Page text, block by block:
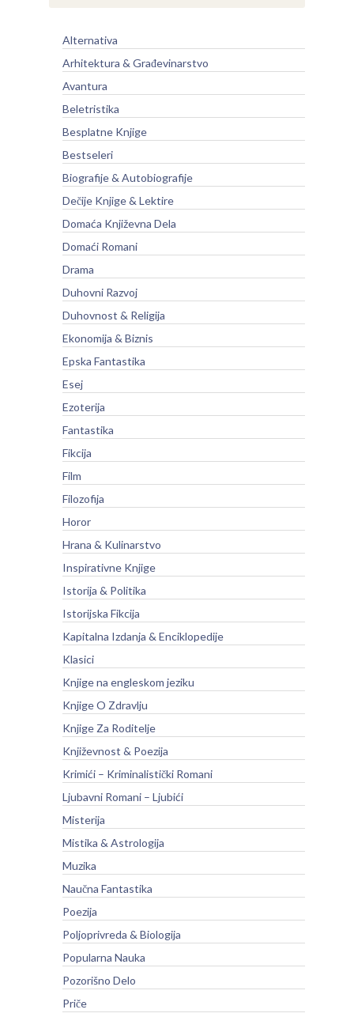
Alternativa
Arhitektura & Građevinarstvo
Avantura
Beletristika
Besplatne Knjige
Bestseleri
Biografije & Autobiografije
Dečije Knjige & Lektire
Domaća Književna Dela
Domaći Romani
Drama
Duhovni Razvoj
Duhovnost & Religija
Ekonomija & Biznis
Epska Fantastika
Esej
Ezoterija
Fantastika
Fikcija
Film
Filozofija
Horor
Hrana & Kulinarstvo
Inspirativne Knjige
Istorija & Politika
Istorijska Fikcija
Kapitalna Izdanja & Enciklopedije
Klasici
Knjige na engleskom jeziku
Knjige O Zdravlju
Knjige Za Roditelje
Književnost & Poezija
Krimići – Kriminalistički Romani
Ljubavni Romani – Ljubići
Misterija
Mistika & Astrologija
Muzika
Naučna Fantastika
Poezija
Poljoprivreda & Biologija
Popularna Nauka
Pozorišno Delo
Priče